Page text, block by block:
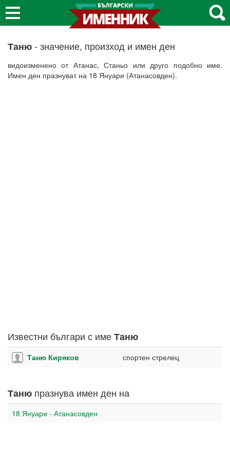
Таню- значение, произход и имен ден
видоизменено от Атанас, Станьо или друго подобно име.
Имен ден празнуват на 18 Януари (Атанасовден).
Известни българи с имеТаню
Таню Киряков спортен стрелец
Таню празнува имен ден на
18 Януари - Атанасовден